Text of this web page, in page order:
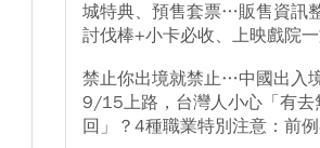
城特典、預售套票…販售資訊
討伐棒+小卡必收、上映戲院
禁止你出境就禁止…中國出入
9/15上路，台灣人小心「有去
回」？4種職業特別注意：前